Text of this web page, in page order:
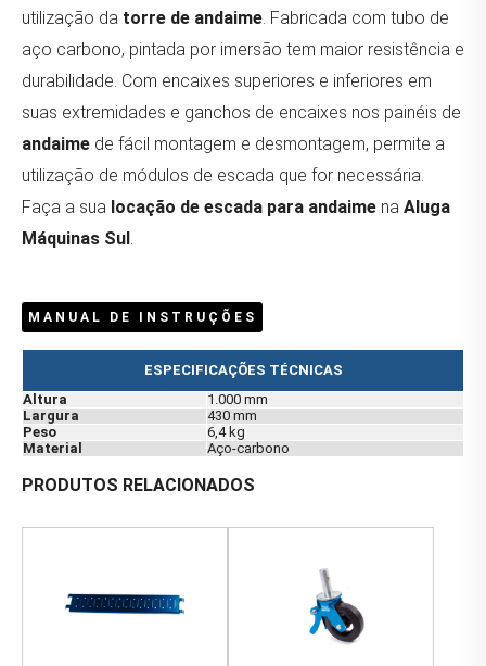
utilização da torre de andaime. Fabricada com tubo de
aço carbono, pintada por imersão tem maior resistência e
durabilidade. Com encaixes superiores e inferiores em
suas extremidades e ganchos de encaixes nos painéis de
andaime de fácil montagem e desmontagem, permite a
utilização de módulos de escada que for necessária.
Faça a sua locação de escada para andaime na Aluga
Máquinas Sul.
MANUAL DE INSTRUÇÕES
ESPECIFICAÇÕES TÉCNICAS
Altura
1.000 mm
Largura
430 mm
Peso
6,4 kg
Material
Aço-carbono
PRODUTOS RELACIONADOS